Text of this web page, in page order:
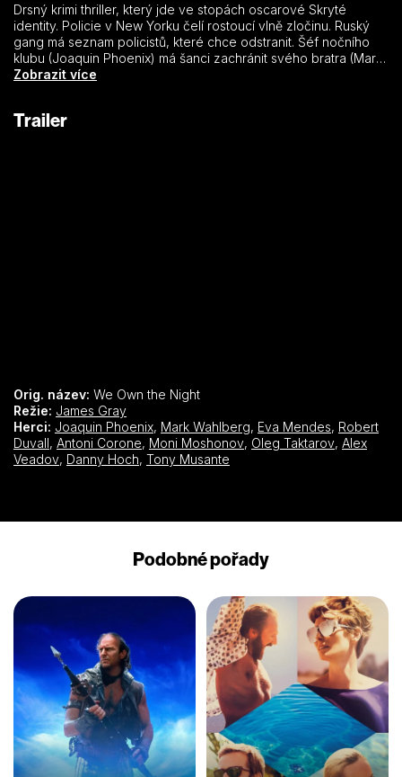
Drsný krimi thriller, který jde ve stopách oscarové Skryté
identity. Policie v New Yorku čelí rostoucí vlně zločinu. Ruský
gang má seznam policistů, které chce odstranit. Šéf nočního
klubu (Joaquin Phoenix) má šanci zachránit svého bratra (Mark
Wahlberg) a otce (Robert Duvall), kteří jsou další na řadě.
Zobrazit více
Trailer
Orig. název: We Own the Night
Režie: James Gray
Herci: Joaquin Phoenix, Mark Wahlberg, Eva Mendes, Robert
Duvall, Antoni Corone, Moni Moshonov, Oleg Taktarov, Alex
Veadov, Danny Hoch, Tony Musante
Podobné pořady